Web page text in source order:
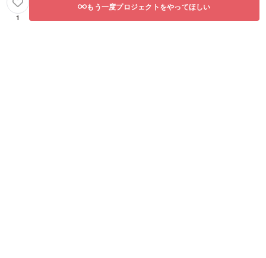
1
もう一度プロジェクトをやってほしい